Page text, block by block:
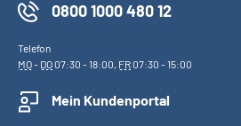
0800 1000 480 12
Telefon
MO- DO07:30 - 18:00, FR07:30 - 15:00
Mein Kundenportal